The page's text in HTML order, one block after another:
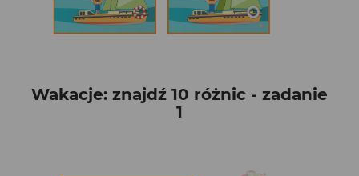
Wakacje: znajdź 10 różnic - zadanie
1